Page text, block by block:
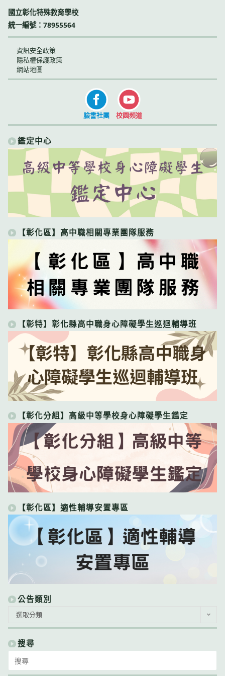
國立彰化特殊教育學校
統一編號：78955564
資訊安全政策
隱私權保護政策
網站地圖
臉書社團 校園頻道
鑑定中心
【彰化區】高中職相關專業團隊服務
【彰特】彰化縣高中職身心障礙學生巡迴輔導班
【彰化分組】高級中等學校身心障礙學生鑑定
【彰化區】適性輔導安置專區
公告類別
類
別
選取分類
搜尋
for: